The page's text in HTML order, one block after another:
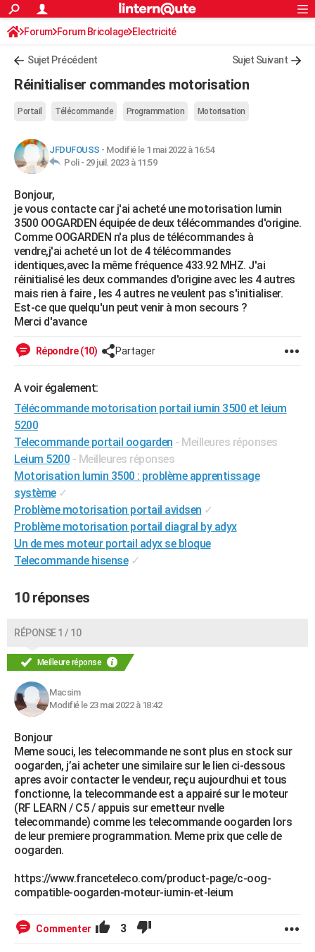
ACTUALITÉS
Politique
Société
Faits Divers
Education
Monde
Villes
+
Essais
Réserver un essai
Citadines
Berlines
SUV
Forum auto
+HIGH-TECH
BRICOLAGE
Forum
Aménagement intérieur
Extérieur
Cuisine
Salle de bains
Jardinage
Rangement
WEEK-END
Guides de France
Escapades
Patrimoine
Expositions
Musées
Week-end nature
+LIFESTYLE
Art de vivre
Bien-être
Loisirs
Mode
Modes de vie
SANTE
Alimentation
Guide de la santé
Maladies
Médicaments
Sommeil
VOYAGE
BONS PLANS
Carte de Noël
Carte Bonne année
Carte Saint-Valentin
Carte Pâques
Carte d'anniversaire
DICTIONNAIRE
Dictionnaire
Biographies
Citations
Expressions
Proverbes
PROGRAMME TV
COPAINS D'AVANT
S'inscrire
Se connecter
Lycées
Collèges
Primaires
Universités
Entreprises
Service militaire
Avis de recherche
AVIS DE DÉCÈS
FORUM
S'inscrire
Connexion
Forum Forum Bricolage Electricité
Sujet Précédent Sujet Suivant
Réinitialiser commandes motorisation
Portail Télécommande Programmation Motorisation
JFDUFOUSS - Modifié le 1 mai 2022 à 16:54
Poli - 29 juil. 2023 à 11:59
Bonjour,
je vous contacte car j'ai acheté une motorisation Iumin
3500 OOGARDEN équipée de deux télécommandes d'origine.
Comme OOGARDEN n'a plus de télécommandes à
vendre,j'ai acheté un lot de 4 télécommandes
identiques,avec la même fréquence 433.92 MHZ. J'ai
réinitialisé les deux commandes d'origine avec les 4 autres
mais rien à faire , les 4 autres ne veulent pas s'initialiser.
Est-ce que quelqu'un peut venir à mon secours ?
Merci d'avance
Répondre (10) Partager
A voir également:
Télécommande motorisation portail iumin 3500 et leium
5200
Telecommande portail oogarden - Meilleures réponses
Leium 5200 - Meilleures réponses
Motorisation Iumin 3500 : problème apprentissage
système ✓
Problème motorisation portail avidsen ✓
Problème motorisation portail diagral by adyx
Un de mes moteur portail adyx se bloque
Telecommande hisense ✓
10 réponses
RÉPONSE 1 / 10
Meilleure réponse
Macsim
Modifié le 23 mai 2022 à 18:42
Bonjour
Meme souci, les telecommande ne sont plus en stock sur
oogarden, j’ai acheter une similaire sur le lien ci-dessous
apres avoir contacter le vendeur, reçu aujourdhui et tous
fonctionne, la telecommande est a appairé sur le moteur
(RF LEARN / C5 / appuis sur emetteur nvelle
telecommande) comme les telecommande oogarden lors
de leur premiere programmation. Meme prix que celle de
oogarden.
https://www.franceteleco.com/product-page/c-oog-
compatible-oogarden-moteur-iumin-et-leium
Commenter 3